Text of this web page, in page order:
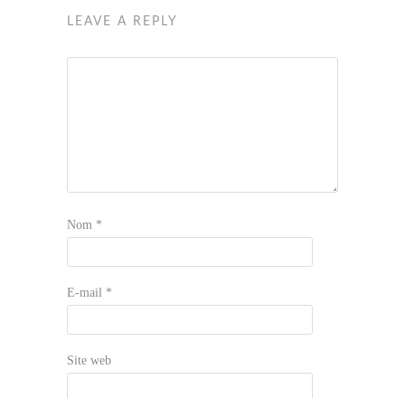
LEAVE A REPLY
Nom *
E-mail *
Site web